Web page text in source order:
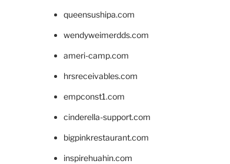
queensushipa.com
wendyweimerdds.com
ameri-camp.com
hrsreceivables.com
empconst1.com
cinderella-support.com
bigpinkrestaurant.com
inspirehuahin.com